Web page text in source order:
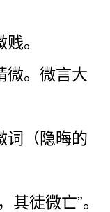
。
微。微言大
词（隐晦的
其徒微亡”。